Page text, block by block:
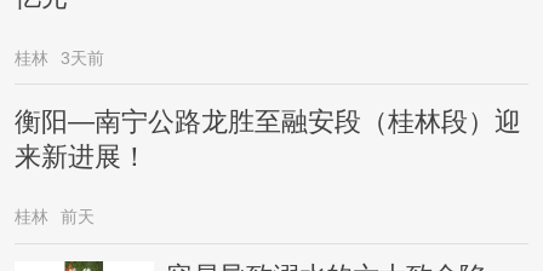
桂林 3天前
衡阳—南宁公路龙胜至融安段（桂林段）迎
来新进展！
桂林 前天